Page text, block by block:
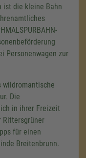
ist die kleine Bahn
Personenwagen zur
wildromantische
Die
in ihrer Freizeit
Rittersgrüner
für einen
Breitenbrunn.